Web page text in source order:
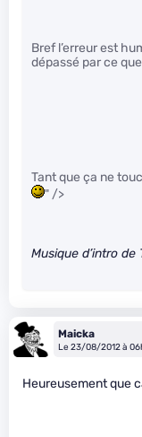
Bref l’erreur est
dépassé par ce
Tant que ça ne
" />
Musique d’intro de
Maicka
Le 23/08/2012 à
Heureusement que